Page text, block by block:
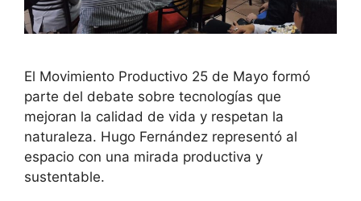
El Movimiento Productivo 25 de Mayo formó
parte del debate sobre tecnologías que
mejoran la calidad de vida y respetan la
naturaleza. Hugo Fernández representó al
espacio con una mirada productiva y
sustentable.